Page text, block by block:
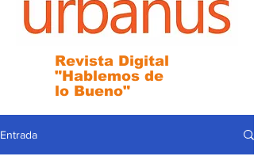
Revista Digital
"Hablemos de
lo Bueno"
Entrada